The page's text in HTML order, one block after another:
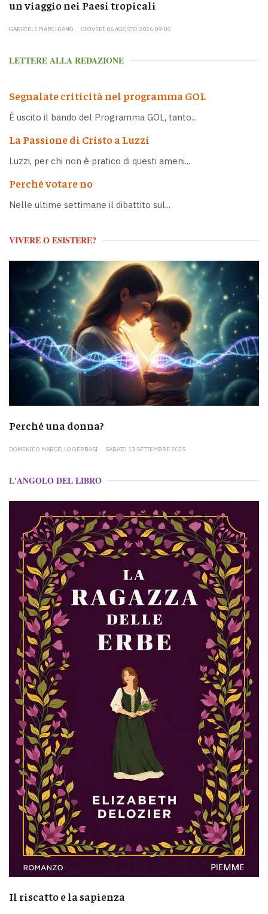
un viaggio nei Paesi tropicali
GABRIELE MARCHIANÒ GIOVEDÌ 06 AGOSTO 2026 09:05
LETTERE ALLA REDAZIONE
Segnalate criticità nel programma GOL
È uscito il bando del Programma GOL, tanto...
La Passione di Cristo a Luzzi
Luzzi, per chi non è pratico di questi ameni...
Perché votare no
Nelle ultime settimane il dibattito sul...
VIVERE O ESISTERE?
Perché una donna?
DOMENICO MARCELLO GERBASI SABATO 13 SETTEMBRE 2025
L'ANGOLO DEL LIBRO
Il riscatto e la sapienza